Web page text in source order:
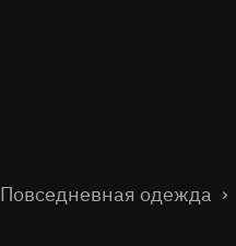
Повседневная одежда